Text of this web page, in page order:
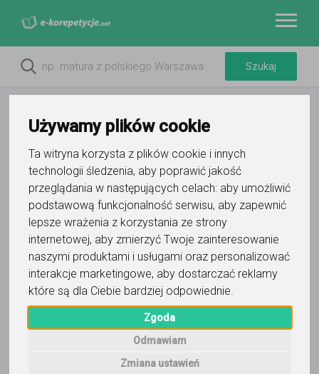
Używamy plików cookie
Ta witryna korzysta z plików cookie i innych
technologii śledzenia, aby poprawić jakość
przeglądania w następujących celach: aby umożliwić
podstawową funkcjonalność serwisu, aby zapewnić
lepsze wrażenia z korzystania ze strony
internetowej, aby zmierzyć Twoje zainteresowanie
naszymi produktami i usługami oraz personalizować
interakcje marketingowe, aby dostarczać reklamy
które są dla Ciebie bardziej odpowiednie
Zgoda
Odmawiam
Zmiana ustawień
Do ulubionych
Oznacz wystąpienie kontaktu